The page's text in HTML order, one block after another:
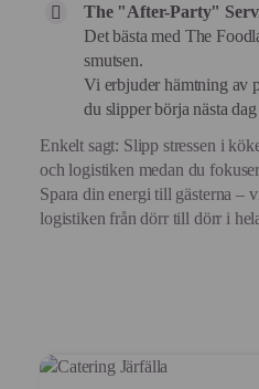
The "After-Party"
Det bästa med The
smutsen.
Vi erbjuder hämtning av
du slipper börja nästa
Enkelt sagt: Slipp stressen i
och logistiken medan du
Spara din energi till gästerna –
logistiken från dörr till dörr i